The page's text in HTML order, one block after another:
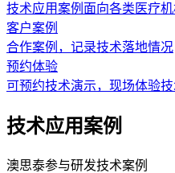
技术应用案例面向各类医疗机
客户案例
合作案例，记录技术落地情况
预约体验
可预约技术演示，现场体验技
技术应用案例
澳思泰参与研发技术案例